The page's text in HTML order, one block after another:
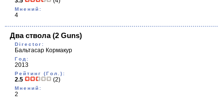
Мнений:
4
Два ствола(2 Guns)
Director:
Бальтасар Кормакур
Год:
2013
Рейтинг (Гол.):
2.5 (2)
Мнений:
2